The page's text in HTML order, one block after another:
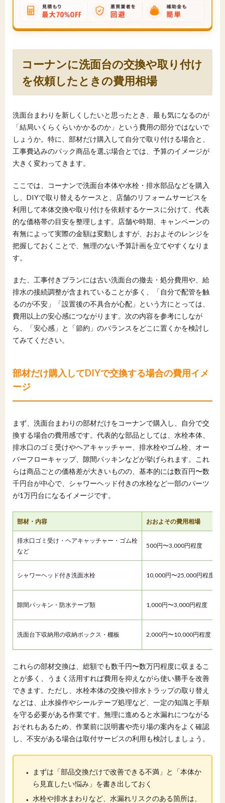
コーナンに洗面台の交換や取り付け
を依頼したときの費用相場
洗面台まわりを新しくしたいと思ったとき、最も気になるのが
「結局いくらくらいかかるのか」という費用の部分ではないで
しょうか。特に、部材だけ購入して自分で取り付ける場合と、
工事費込みのパック商品を選ぶ場合とでは、予算のイメージが
大きく変わってきます。
ここでは、コーナンで洗面台本体や水栓・排水部品などを購入
し、DIYで取り替えるケースと、店舗のリフォームサービスを
利用して本体交換や取り付けを依頼するケースに分けて、代表
的な価格帯の目安を整理します。店舗や時期、キャンペーンの
有無によって実際の金額は変動しますが、おおよそのレンジを
把握しておくことで、無理のない予算計画を立てやすくなりま
す。
また、工事付きプランには古い洗面台の撤去・処分費用や、給
排水の接続調整が含まれていることが多く、「自分で配管を触
るのが不安」「設置後の不具合が心配」という方にとっては、
費用以上の安心感につながります。次の内容を参考にしなが
ら、「安心感」と「節約」のバランスをどこに置くかを検討し
てみてください。
部材だけ購入してDIYで交換する場合の費用イメ
ージ
まず、洗面台まわりの部材だけをコーナンで購入し、自分で交
換する場合の費用感です。代表的な部品としては、水栓本体、
排水口のゴミ受けやヘアキャッチャー、排水栓やゴム栓、オー
バーフローキャップ、隙間パッキンなどが挙げられます。これ
らは商品ごとの価格差が大きいものの、基本的には数百円〜数
千円台が中心で、シャワーヘッド付きの水栓など一部のパーツ
が1万円台になるイメージです。
部材・内容 おおよその費用相場
排水口ゴミ受け・ヘアキャッチャー・ゴム栓
など
500円〜3,000円程度
シャワーヘッド付き洗面水栓 10,000円〜25,000円程度
隙間パッキン・防水テープ類 1,000円〜3,000円程度
洗面台下収納用の収納ボックス・棚板 2,000円〜10,000円程度
これらの部材交換は、総額でも数千円〜数万円程度に収まるこ
とが多く、うまく活用すれば費用を抑えながら使い勝手を改善
できます。ただし、水栓本体の交換や排水トラップの取り替え
などは、止水操作やシールテープ処理など、一定の知識と手順
を守る必要がある作業です。無理に進めると水漏れにつながる
おそれもあるため、作業前に説明書や売り場の案内をよく確認
し、不安がある場合は取付サービスの利用も検討しましょう。
・
まずは「部品交換だけで改善できる不満」と「本体か
ら見直したい悩み」を書き出しておく
・ 水栓や排水まわりなど、水漏れリスクのある箇所は、